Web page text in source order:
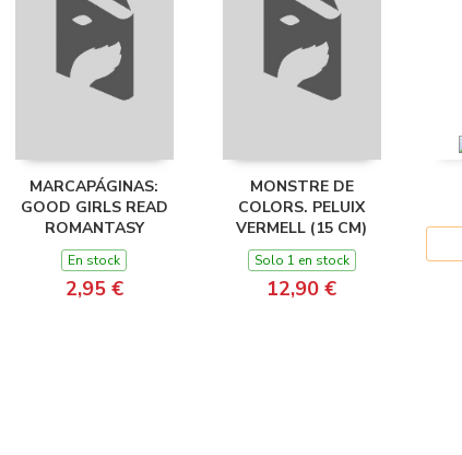
MARCAPÁGINAS:
GOOD GIRLS READ
ROMANTASY
En stock
2,95 €
MONSTRE DE
COLORS. PELUIX
VERMELL (15 CM)
Solo 1 en stock
12,90 €